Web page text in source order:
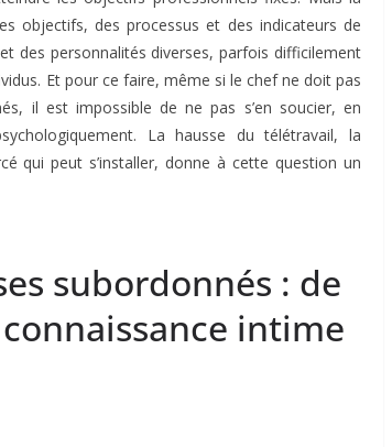
objectifs, des processus et des indicateurs de
des personnalités diverses, parfois difficilement
Et pour ce faire, même si le chef ne doit pas
il est impossible de ne pas s’en soucier, en
La hausse du télétravail, la
qui peut s’installer, donne à cette question un
subordonnés : de
intime